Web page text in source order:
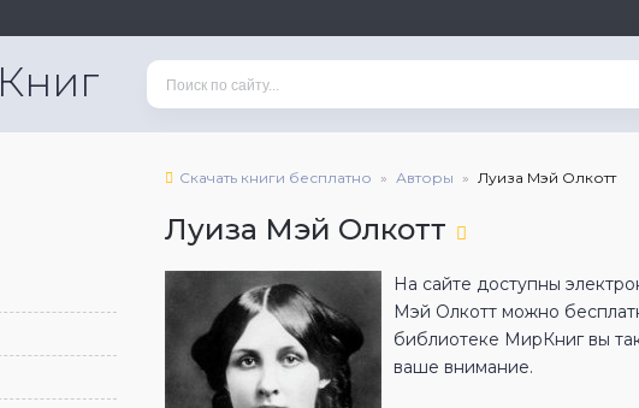
Книг
Скачать книги бесплатно Авторы Луиза Мэй Олкотт
Луиза Мэй Олкотт
На сайте доступны
Мэй Олкотт можно
библиотеке МирКниг вы
ваше внимание.